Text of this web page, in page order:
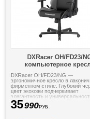
DXRacer OH/FD23/
компьютерное
DXRacer OH/FD23/NG —
эргономичное кресло в
фирменном стиле. Глубокий
цвет экокожи подчеркивает
элегантность и
модели. Максимальный
поддержка и...
35990РУБ.